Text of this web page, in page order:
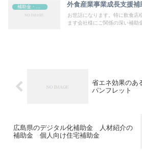
補助金・助成金 外食産業事業成長支援補
お世話になります。特に飲食店
ます会社様にご関係の深い補
省エネ効果のあ
パンフレット
広島県のデジタル化補助金 人材紹介の
補助金 個人向け住宅補助金